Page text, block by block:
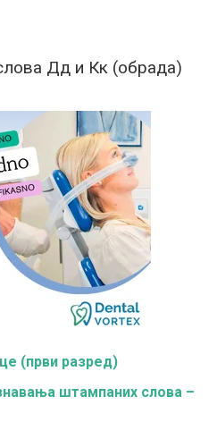
Дд и Кк (обрада)
(први разред)
штампаних слова –